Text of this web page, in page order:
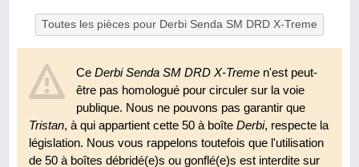
Toutes les pièces pour Derbi Senda SM DRD X-Treme
CeDerbi Senda SM DRD X-Treme n'est peut-
être pas homologué pour circuler sur la voie
publique. Nous ne pouvons pas garantir que
Tristan, à qui appartient cette 50 à boîte Derbi, respecte la
législation. Nous vous rappelons toutefois que l'utilisation
de 50 à boîtes débridé(e)s ou gonflé(e)s est interdite sur